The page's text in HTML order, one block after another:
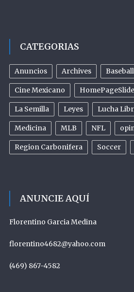
CATEGORIAS
Anuncios Archives
Cine Mexicano
La Semilla Leyes Lucha
Medicina MLB NFL
Region Carbonifera Soccer
ANUNCIE AQUÍ
Florentino Garcia Medina
florentino4682@yahoo.com
(469) 867-4582